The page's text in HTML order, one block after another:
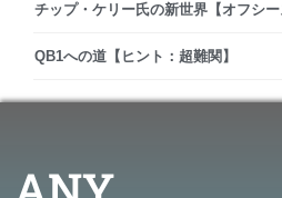
チップ・ケリー氏の新世界【オフシー
QB1への道【ヒント：超難関】